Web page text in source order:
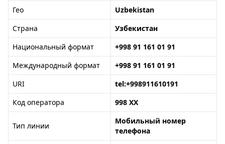
Гео
Uzbekistan
Страна
Узбекистан
Национальный формат
+998 91 161 01 91
Международный формат
+998 91 161 01 91
URI
tel:+998911610191
Код оператора
998 XX
Тип линии
Мобильный номер
телефона